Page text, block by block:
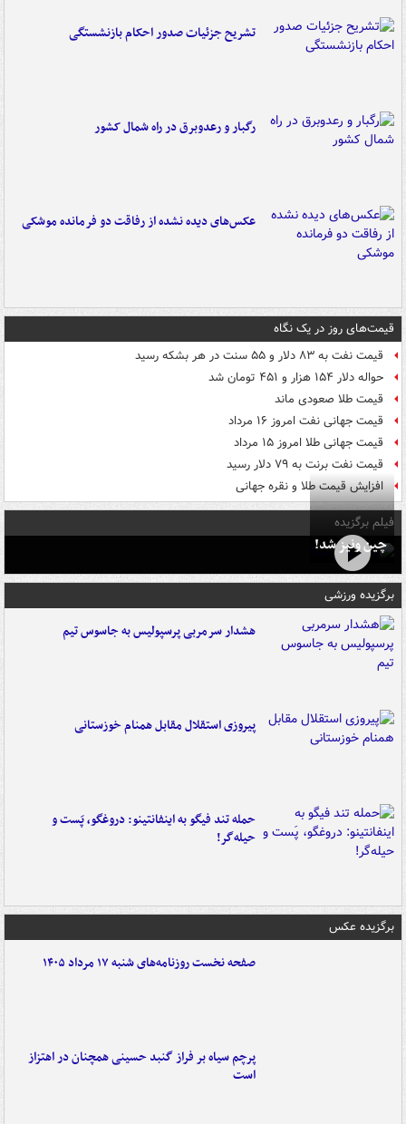
تشریح جزئیات صدور احکام بازنشستگی
رگبار و رعدوبرق در راه شمال کشور
عکس‌های دیده نشده از رفاقت دو فرمانده‌ موشکی
قیمت‌های روز در یک نگاه
قیمت نفت به ۸۳ دلار و ۵۵ سنت در هر بشکه رسید
حواله دلار ۱۵۴ هزار و ۴۵۱ تومان شد
قیمت طلا صعودی ماند
قیمت جهانی نفت امروز ۱۶ مرداد
قیمت جهانی طلا امروز ۱۵ مرداد
قیمت نفت برنت به ۷۹ دلار رسید
افزایش قیمت طلا و نقره جهانی
فیلم برگزیده
چین ونیز شد!
برگزیده ورزشی
هشدار سرمربی پرسپولیس به جاسوس تیم
پیروزی استقلال مقابل همنام خوزستانی
حمله تند فیگو به اینفانتینو: دروغگو، پَست‌ و
حیله‌گر!
برگزیده عکس
صفحه نخست روزنامه‌های شنبه ۱۷ مرداد ۱۴۰۵
پرچم سیاه بر فراز گنبد حسینی همچنان در اهتزاز
است